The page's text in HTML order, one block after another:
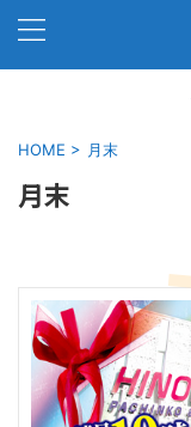
HOME > 月末
月末